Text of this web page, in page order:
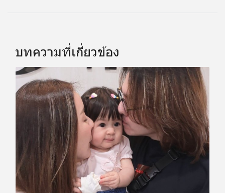
บทความที่เกี่ยวข้อง